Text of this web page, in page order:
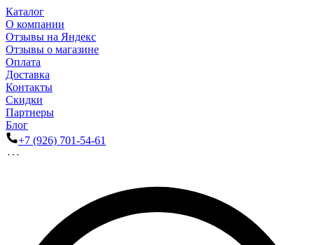
Каталог
О компании
Отзывы на Яндекс
Отзывы о магазине
Оплата
Доставка
Контакты
Скидки
Партнеры
Блог
+7 (926) 701-54-61